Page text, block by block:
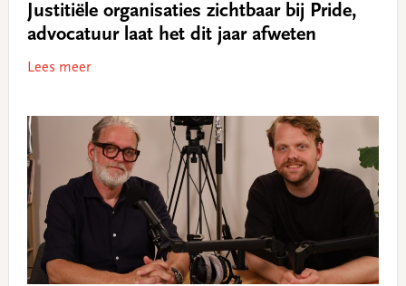
Justitiële organisaties zichtbaar bij Pride,
advocatuur laat het dit jaar afweten
Lees meer